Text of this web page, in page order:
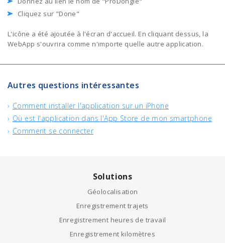
Cliquez sur "Done"
L'icône a été ajoutée à l'écran d'accueil. En cliquant dessus, la
WebApp s'ouvrira comme n'importe quelle autre application.
Autres questions intéressantes
Comment installer l'application sur un iPhone
Où est l'application dans l'App Store de mon smartphone
Comment se connecter
Solutions
Géolocalisation
Enregistrement trajets
Enregistrement heures de travail
Enregistrement kilomètres